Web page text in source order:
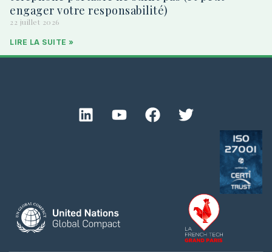
engager votre responsabilité)
22 juillet 2026
LIRE LA SUITE »